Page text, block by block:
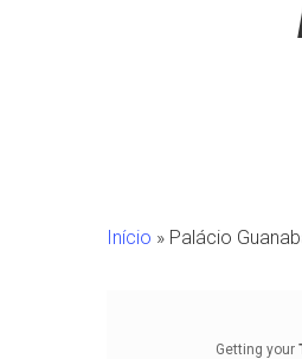
Início » Palácio
Getting your